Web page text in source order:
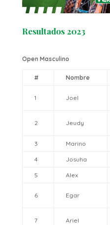
Resultados 2023
Open Masculino
# Nombre
1 Joel
2 Jeudy
3 Marino
4 Josuha
5 Alex
6 Egar
7 Ariel